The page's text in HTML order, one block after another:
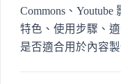
Commons、
特色、使用步驟、
是否適合用於內容